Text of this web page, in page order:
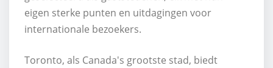
eigen sterke punten en uitdagingen voor
internationale bezoekers.
Toronto, als Canada's grootste stad, biedt